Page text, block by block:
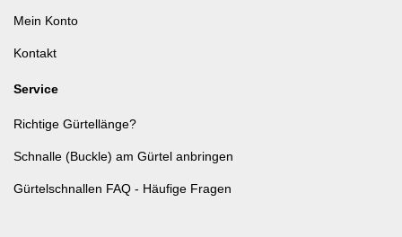
Mein Konto
Kontakt
Service
Richtige Gürtellänge?
Schnalle (Buckle) am Gürtel anbringen
Gürtelschnallen FAQ - Häufige Fragen